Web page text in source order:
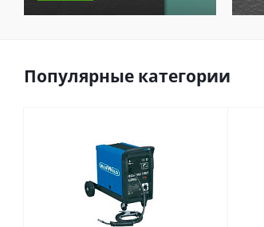
Популярные категории